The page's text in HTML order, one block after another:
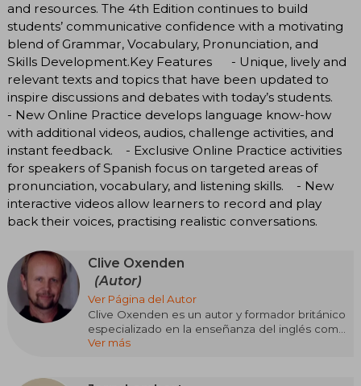
and resources. The 4th Edition continues to build
students’ communicative confidence with a motivating
blend of Grammar, Vocabulary, Pronunciation, and
Skills Development.Key Features - Unique, lively and
relevant texts and topics that have been updated to
inspire discussions and debates with today’s students.
- New Online Practice develops language know-how
with additional videos, audios, challenge activities, and
instant feedback. - Exclusive Online Practice activities
for speakers of Spanish focus on targeted areas of
pronunciation, vocabulary, and listening skills. - New
interactive videos allow learners to record and play
back their voices, practising realistic conversations.
Clive Oxenden
(Autor)
Ver Página del Autor
Clive Oxenden es un autor y formador británico
especializado en la enseñanza del inglés como
lengua extranjera. Con una larga trayectoria
Ver más